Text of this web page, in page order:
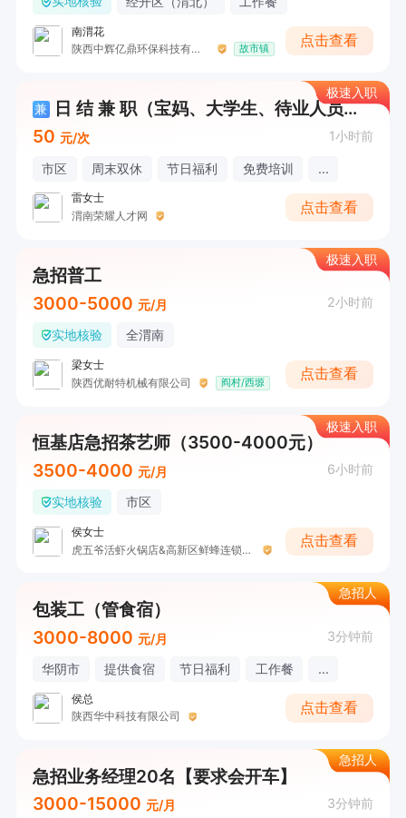
南渭花
陕西中辉亿鼎环保科技有限公司
故市镇
点击查看
极速入职
兼
日 结 兼 职（宝妈、大学生、待业人员均可做）
50 元/次 1小时前
市区 周末双休 节日福利 免费培训 ...
雷女士
渭南荣耀人才网
点击查看
极速入职
急招普工
3000-5000 元/月 2小时前
实地核验 全渭南
梁女士
陕西优耐特机械有限公司
阎村/西塬
点击查看
极速入职
恒基店急招茶艺师（3500-4000元）
3500-4000 元/月 6小时前
实地核验 市区
侯女士
虎五爷活虾火锅店&高新区鲜蜂连锁生活超市
点击查看
急招人
包装工（管食宿）
3000-8000 元/月 3分钟前
华阴市 提供食宿 节日福利 工作餐 ...
侯总
陕西华中科技有限公司
点击查看
急招人
急招业务经理20名【要求会开车】
3000-15000 元/月 3分钟前